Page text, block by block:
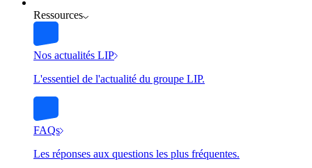
Ressources
Nos actualités LIP
L'essentiel de l'actualité du groupe LIP.
FAQs
Les réponses aux questions les plus fréquentes.